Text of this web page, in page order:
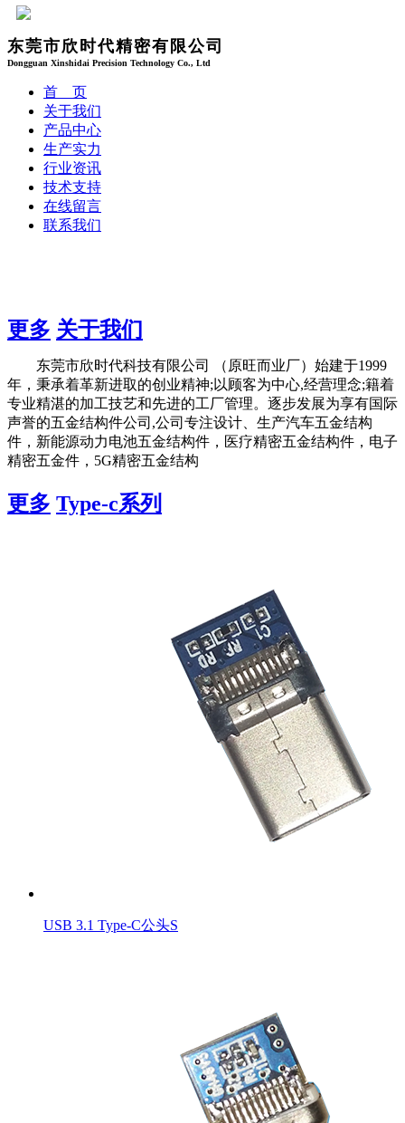
东莞市欣时代精密有限公司
Dongguan Xinshidai Precision Technology Co., Ltd
首 页
关于我们
产品中心
生产实力
行业资讯
技术支持
在线留言
联系我们
更多 关于我们
东莞市欣时代科技有限公司 （原旺而业厂）始建于1999
年，秉承着革新进取的创业精神;以顾客为中心,经营理念;籍着
专业精湛的加工技艺和先进的工厂管理。逐步发展为享有国际
声誉的五金结构件公司,公司专注设计、生产汽车五金结构
件，新能源动力电池五金结构件，医疗精密五金结构件，电子
精密五金件，5G精密五金结构
更多 Type-c系列
USB 3.1 Type-C公头S